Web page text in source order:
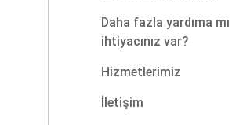
Daha fazla yardıma mı
ihtiyacınız var?
Hizmetlerimiz
İletişim